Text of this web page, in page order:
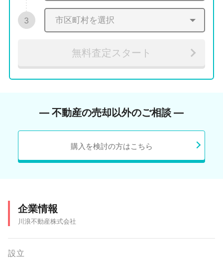
3
無料査定スタート
― 不動産の売却以外のご相談 ―
購入を検討の方はこちら
企業情報
川浪不動産株式会社
設立